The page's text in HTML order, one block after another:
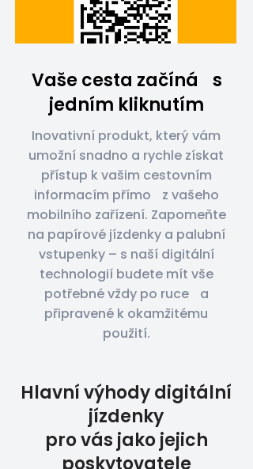
Vaše cesta začíná s
jedním kliknutím
Inovativní produkt, který vám
umožní snadno a rychle získat
přístup k vašim cestovním
informacím přímo z vašeho
mobilního zařízení. Zapomeňte
na papírové jízdenky a palubní
vstupenky – s naší digitální
technologií budete mít vše
potřebné vždy po ruce a
připravené k okamžitému
použití.
Hlavní výhody digitální
jízdenky
pro vás jako jejich
poskytovatele